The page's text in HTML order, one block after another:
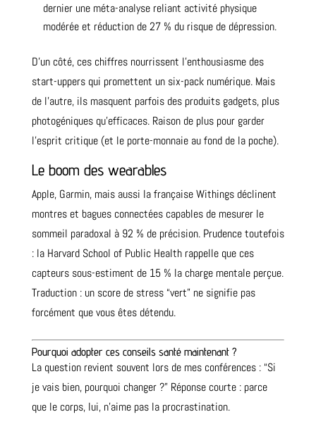
dernier une méta-analyse reliant activité physique
modérée et réduction de 27 % du risque de dépression.
D’un côté, ces chiffres nourrissent l’enthousiasme des
start-uppers qui promettent un six-pack numérique. Mais
de l’autre, ils masquent parfois des produits gadgets, plus
photogéniques qu’efficaces. Raison de plus pour garder
l’esprit critique (et le porte-monnaie au fond de la poche).
Le boom des wearables
Apple, Garmin, mais aussi la française Withings déclinent
montres et bagues connectées capables de mesurer le
sommeil paradoxal à 92 % de précision. Prudence toutefois
: la Harvard School of Public Health rappelle que ces
capteurs sous-estiment de 15 % la charge mentale perçue.
Traduction : un score de stress “vert” ne signifie pas
forcément que vous êtes détendu.
Pourquoi adopter ces conseils santé maintenant ?
La question revient souvent lors de mes conférences : “Si
je vais bien, pourquoi changer ?” Réponse courte : parce
que le corps, lui, n’aime pas la procrastination.